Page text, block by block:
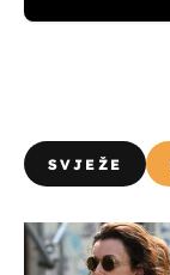
SVJEŽE